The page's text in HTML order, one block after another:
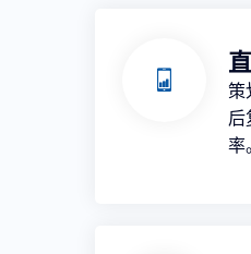
策
后
率